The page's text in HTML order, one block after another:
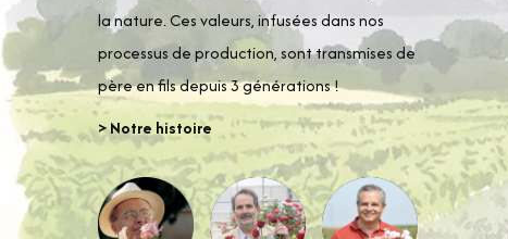
la nature. Ces valeurs, infusées dans nos
processus de production, sont transmises de
père en fils depuis 3 générations !
> Notre histoire